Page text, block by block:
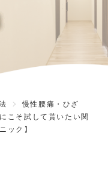
慢性腰痛・ひざ
こそ試して貰いたい関
ック】